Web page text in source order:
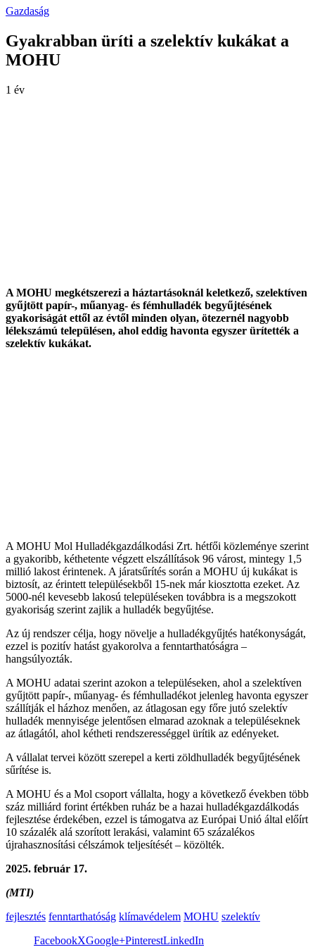
Gazdaság
Gyakrabban üríti a szelektív kukákat a
MOHU
1 év
A MOHU megkétszerezi a háztartásoknál keletkező, szelektíven
gyűjtött papír-, műanyag- és fémhulladék begyűjtésének
gyakoriságát ettől az évtől minden olyan, ötezernél nagyobb
lélekszámú településen, ahol eddig havonta egyszer ürítették a
szelektív kukákat.
A MOHU Mol Hulladékgazdálkodási Zrt. hétfői közleménye szerint
a gyakoribb, kéthetente végzett elszállítások 96 várost, mintegy 1,5
millió lakost érintenek. A járatsűrítés során a MOHU új kukákat is
biztosít, az érintett településekből 15-nek már kiosztotta ezeket. Az
5000-nél kevesebb lakosú településeken továbbra is a megszokott
gyakoriság szerint zajlik a hulladék begyűjtése.
Az új rendszer célja, hogy növelje a hulladékgyűjtés hatékonyságát,
ezzel is pozitív hatást gyakorolva a fenntarthatóságra –
hangsúlyozták.
A MOHU adatai szerint azokon a településeken, ahol a szelektíven
gyűjtött papír-, műanyag- és fémhulladékot jelenleg havonta egyszer
szállítják el házhoz menően, az átlagosan egy főre jutó szelektív
hulladék mennyisége jelentősen elmarad azoknak a településeknek
az átlagától, ahol kétheti rendszerességgel ürítik az edényeket.
A vállalat tervei között szerepel a kerti zöldhulladék begyűjtésének
sűrítése is.
A MOHU és a Mol csoport vállalta, hogy a következő években több
száz milliárd forint értékben ruház be a hazai hulladékgazdálkodás
fejlesztése érdekében, ezzel is támogatva az Európai Unió által előírt
10 százalék alá szorított lerakási, valamint 65 százalékos
újrahasznosítási célszámok teljesítését – közölték.
2025. február 17.
(MTI)
fejlesztés fenntarthatóság klímavédelem MOHU szelektív
FacebookXGoogle+PinterestLinkedIn